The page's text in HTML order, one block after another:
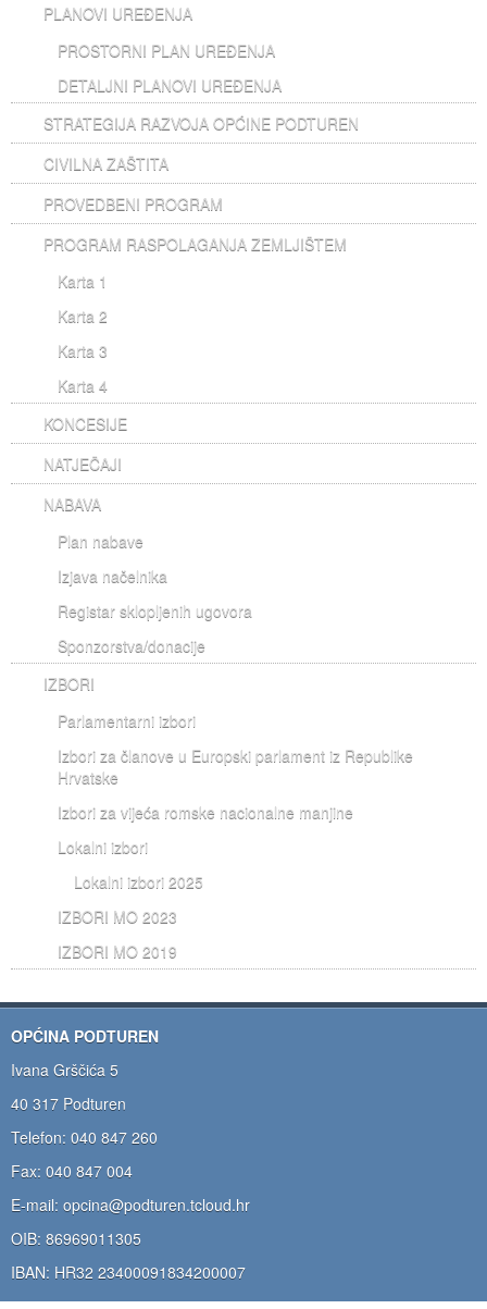
PLANOVI UREĐENJA
PROSTORNI PLAN UREĐENJA
DETALJNI PLANOVI UREĐENJA
STRATEGIJA RAZVOJA OPĆINE PODTUREN
CIVILNA ZAŠTITA
PROVEDBENI PROGRAM
PROGRAM RASPOLAGANJA ZEMLJIŠTEM
Karta 1
Karta 2
Karta 3
Karta 4
KONCESIJE
NATJEČAJI
NABAVA
Plan nabave
Izjava načelnika
Registar sklopljenih ugovora
Sponzorstva/donacije
IZBORI
Parlamentarni izbori
Izbori za članove u Europski parlament iz Republike
Hrvatske
Izbori za vijeća romske nacionalne manjine
Lokalni izbori
Lokalni izbori 2025
IZBORI MO 2023
IZBORI MO 2019
OPĆINA PODTUREN
Ivana Grščića 5
40 317 Podturen
Telefon: 040 847 260
Fax: 040 847 004
E-mail: opcina@podturen.tcloud.hr
OIB: 86969011305
IBAN: HR32 23400091834200007